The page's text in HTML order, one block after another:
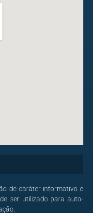
de caráter informativo e
ser utilizado para auto-